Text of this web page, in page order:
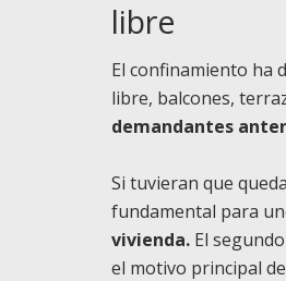
libre
El confinamiento ha
libre, balcones,
demandantes
Si tuvieran que
fundamental para
vivienda. El
el motivo principal